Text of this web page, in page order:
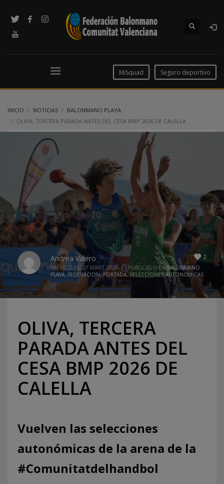
MiSquad Seguro deportivo
INICIO NOTICIAS
BALONMANO PLAYA
OLIVA, TERCERA PARADA ANTES DEL CESA BMP 2026 DE CALELLA
2
Andrea Valero
MIÉRCOLES, 27 MAYO 2026 / PUBLICADO EN BALONMANO
PLAYA, FEDERACION,PORTADA, SELECCIONES AUTONOMICAS
OLIVA, TERCERA
PARADA ANTES DEL
CESA BMP 2026 DE
CALELLA
Vuelven las selecciones
autonómicas de la arena de la
#Comunitatdelhandbol